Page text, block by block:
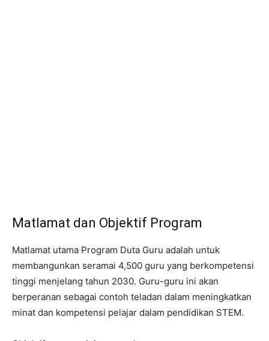
Matlamat dan Objektif Program
Matlamat utama Program Duta Guru adalah untuk
membangunkan seramai 4,500 guru yang berkompetensi
tinggi menjelang tahun 2030. Guru-guru ini akan
berperanan sebagai contoh teladan dalam meningkatkan
minat dan kompetensi pelajar dalam pendidikan STEM.